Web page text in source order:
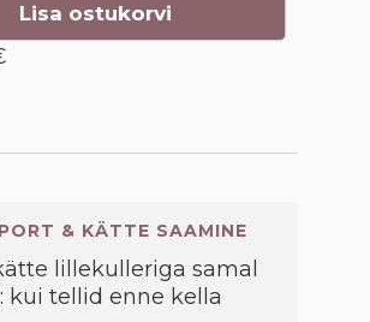
Lisa ostukorvi
& KÄTTE SAAMINE
lillekulleriga samal
kui tellid enne kella